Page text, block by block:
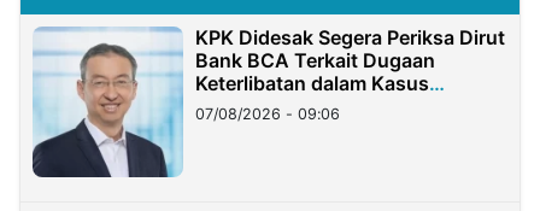
KPK Didesak Segera Periksa Dirut
Bank BCA Terkait Dugaan
Keterlibatan dalam Kasus
Hilangnya Dana Nasabah Rp2,58
Miliar
07/08/2026 - 09:06